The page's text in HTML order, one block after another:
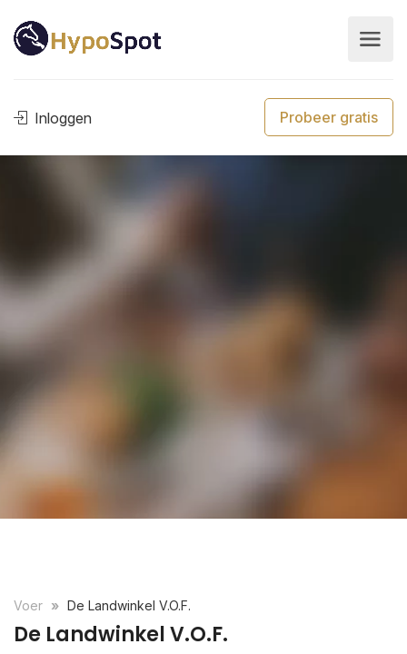
Inloggen Probeer gratis
Voer De Landwinkel V.O.F.
De Landwinkel V.O.F.